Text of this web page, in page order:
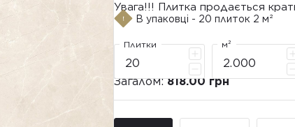
Увага!!! Плитка продається
В упаковці - 20 плиток 2 м²
Плитки м²
Загалом:818.00 грн